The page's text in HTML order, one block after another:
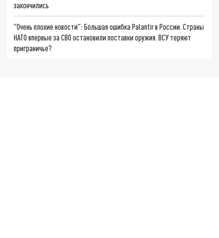
закончились
"Очень плохие новости": Большая ошибка Palantir в России. Страны
НАТО впервые за СВО остановили поставки оружия. ВСУ теряют
приграничье?